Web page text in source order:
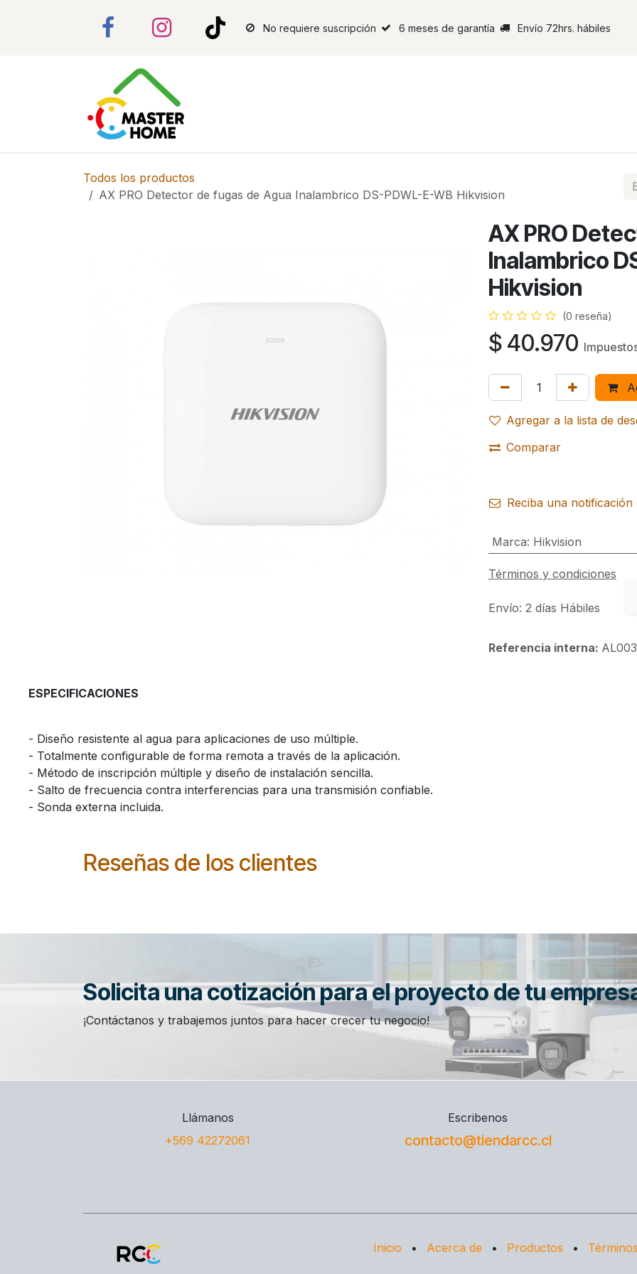
No requiere suscripción 6 meses de garantía Envío 72hrs. hábiles
Todos los productos
AX PRO Detector de fugas de Agua Inalambrico DS-PDWL-E-WB Hikvision
AX PRO
Inalambrico
Hikvision
(0 reseña)
$ 40.970
Agregar a la lista de
Comparar
Reciba una
Marca: Hikvision
Términos y condiciones
Envío: 2 días Hábiles
Referencia interna:
ESPECIFICACIONES
​- Diseño resistente al agua para aplicaciones de uso múltiple.
​- Totalmente configurable de forma remota a través de la aplicación.
​- Método de inscripción múltiple y diseño de instalación sencilla.
​- Salto de frecuencia contra interferencias para una transmisión confiable.
​- Sonda externa incluida.
Reseñas de los clientes
Solicita una cotización para el proyecto de tu
¡Contáctanos y trabajemos juntos para hacer crecer tu negocio!
Llámanos
+569 42272061
Escribenos
contacto@tiendarcc.cl
Inicio • Acerca de • Productos •